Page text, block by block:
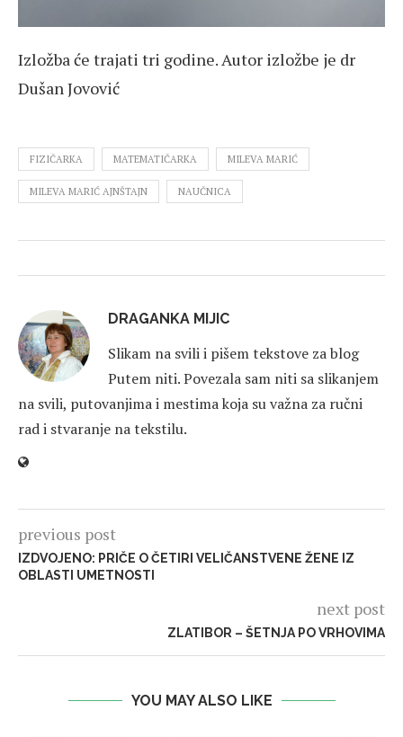
Izložba će trajati tri godine. Autor izložbe je dr
Dušan Jovović
FIZIČARKA MATEMATIČARKA MILEVA MARIĆ
MILEVA MARIĆ AJNŠTAJN NAUČNICA
DRAGANKA MIJIC
Slikam na svili i pišem tekstove za blog
Putem niti. Povezala sam niti sa slikanjem
na svili, putovanjima i mestima koja su važna za ručni
rad i stvaranje na tekstilu.
previous post
IZDVOJENO: PRIČE O ČETIRI VELIČANSTVENE ŽENE IZ
OBLASTI UMETNOSTI
next post
ZLATIBOR – ŠETNJA PO VRHOVIMA
YOU MAY ALSO LIKE